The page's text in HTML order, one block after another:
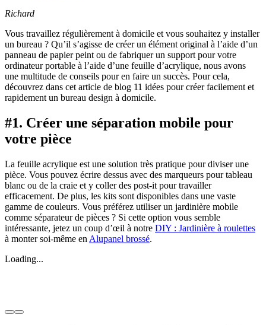
Richard
Vous travaillez régulièrement à domicile et vous souhaitez y installer
un bureau ? Qu’il s’agisse de créer un élément original à l’aide d’un
panneau de papier peint ou de fabriquer un support pour votre
ordinateur portable à l’aide d’une feuille d’acrylique, nous avons
une multitude de conseils pour en faire un succès. Pour cela,
découvrez dans cet article de blog 11 idées pour créer facilement et
rapidement un bureau design à domicile.
#1. Créer une séparation mobile pour
votre pièce
La feuille acrylique est une solution très pratique pour diviser une
pièce. Vous pouvez écrire dessus avec des marqueurs pour tableau
blanc ou de la craie et y coller des post-it pour travailler
efficacement. De plus, les kits sont disponibles dans une vaste
gamme de couleurs. Vous préférez utiliser un jardinière mobile
comme séparateur de pièces ? Si cette option vous semble
intéressante, jetez un coup d’œil à notre DIY : Jardinière à roulettes
à monter soi-même en Alupanel brossé.
Loading...